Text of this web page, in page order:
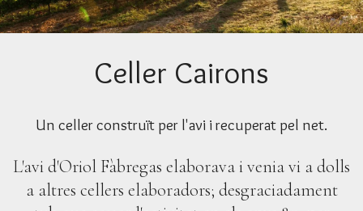
Celler Cairons
Un celler construït per l'avi i recuperat pel net.
L'avi d'Oriol Fàbregas elaborava i venia vi a dolls
a altres cellers elaboradors; desgraciadament